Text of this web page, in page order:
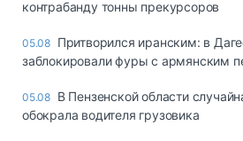
контрабанду тонны прекурсоров
05.08 Притворился иранским: в
заблокировали фуры с армянским
05.08 В Пензенской области
обокрала водителя грузовика